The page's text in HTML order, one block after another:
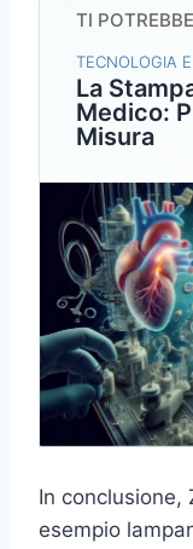
TI
TECNOLOGIA
La
Medico:
Misura
In conclusione,
esempio